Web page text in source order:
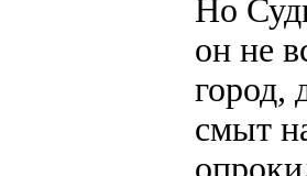
Но
он не
город,
смыт